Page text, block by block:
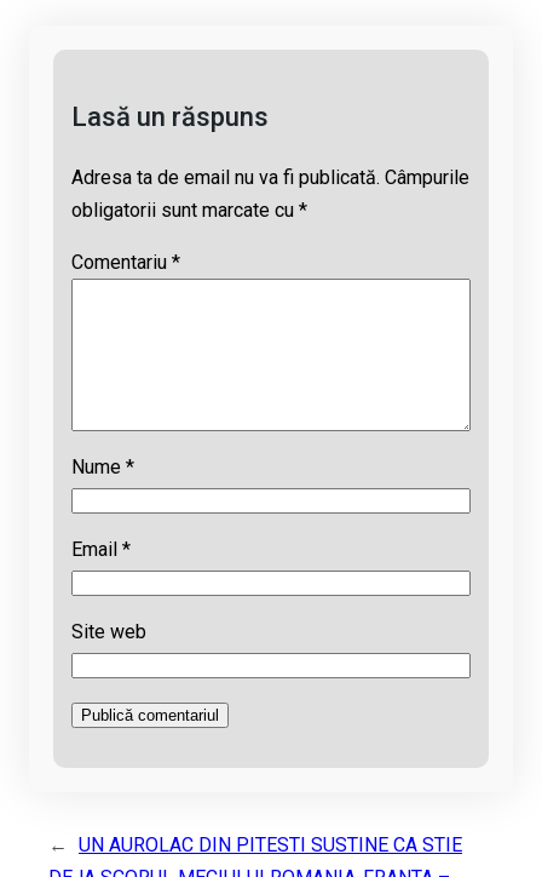
Lasă un răspuns
Adresa ta de email nu va fi publicată. Câmpurile
obligatorii sunt marcate cu *
Comentariu *
Nume *
Email *
Site web
←
UN AUROLAC DIN PITESTI SUSTINE CA STIE